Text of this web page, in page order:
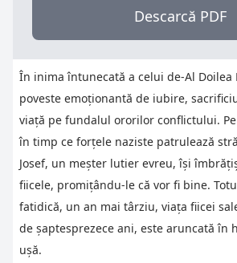
Descarcă PDF
În inima întunecată a celui de-Al Doilea
poveste emoționantă de iubire,
viață pe fundalul ororilor conflictului.
în timp ce forțele naziste patrulează
Josef, un meșter lutier evreu, își
fiicele, promițându-le că vor fi bine.
fatidică, un an mai târziu, viața fiicei
de șaptesprezece ani, este aruncată în
ușă.